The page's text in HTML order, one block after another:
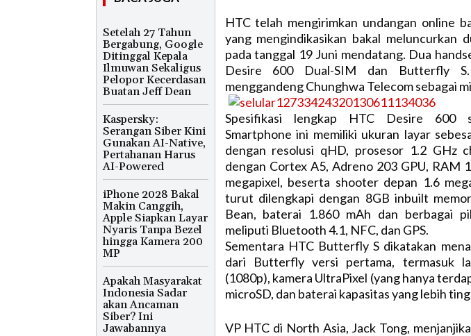
Setelah 27 Tahun
Bergabung, Google
Ditinggal Kepala
Ilmuwan Sekaligus
Pelopor Kecerdasan
Buatan Jeff Dean
Kaspersky:
Serangan Siber Kini
Gunakan AI-Native,
Pertahanan Harus
AI-Powered
iPhone 2028 Bakal
Makin Canggih,
Apple Siapkan Layar
Nyaris Tanpa Bezel
hingga Kamera 200
MP
Apakah Masyarakat
Indonesia Sadar
akan Ancaman
Siber? Ini
Jawabannya
HTC telah mengirimkan undangan online
yang mengindikasikan bakal meluncurkan
pada tanggal 19 Juni mendatang. Dua
Desire 600 Dual-SIM dan Butterfly
menggandeng Chunghwa Telecom sebagai
Spesifikasi lengkap HTC Desire 600
Smartphone ini memiliki ukuran layar
dengan resolusi qHD, prosesor 1.2 GHz
dengan Cortex A5, Adreno 203 GPU, RAM
megapixel, beserta shooter depan 1.6
turut dilengkapi dengan 8GB inbuilt
Bean, baterai 1.860 mAh dan berbagai
meliputi Bluetooth 4.1, NFC, dan GPS.
Sementara HTC Butterfly S dikatakan
dari Butterfly versi pertama, termasuk
(1080p), kamera UltraPixel (yang hanya
microSD, dan baterai kapasitas yang lebih
VP HTC di North Asia, Jack Tong,